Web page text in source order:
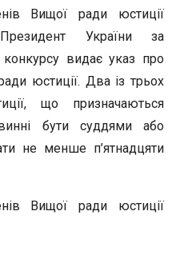
Вищої ради юстиції
України за
видає указ про
юстиції. Два із трьох
що призначаються
бути суддями або
не менше п’ятнадцяти
Вищої ради юстиції